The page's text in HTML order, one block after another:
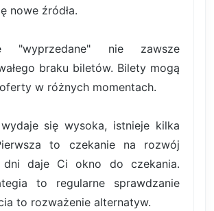
nowe źródła.
"wyprzedane" nie zawsze
braku biletów. Bilety mogą
w różnych momentach.
się wysoka, istnieje kilka
to czekanie na rozwój
daje Ci okno do czekania.
to regularne sprawdzanie
to rozważenie alternatyw.